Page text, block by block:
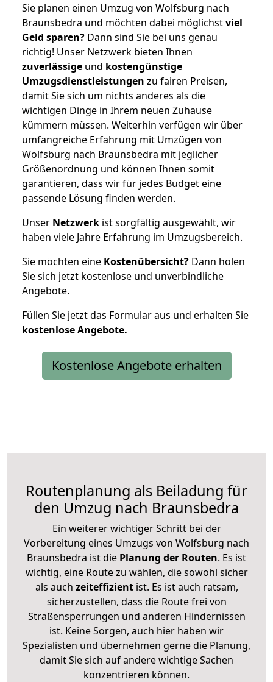
Sie planen einen Umzug von Wolfsburg nach
Braunsbedra und möchten dabei möglichstviel
Geld sparen? Dann sind Sie bei uns genau
richtig! Unser Netzwerk bieten Ihnen
zuverlässige und kostengünstige
Umzugsdienstleistungen zu fairen Preisen,
damit Sie sich um nichts anderes als die
wichtigen Dinge in Ihrem neuen Zuhause
kümmern müssen. Weiterhin verfügen wir über
umfangreiche Erfahrung mit Umzügen von
Wolfsburg nach Braunsbedra mit jeglicher
Größenordnung und können Ihnen somit
garantieren, dass wir für jedes Budget eine
passende Lösung finden werden.
Unser Netzwerk ist sorgfältig ausgewählt, wir
haben viele Jahre Erfahrung im Umzugsbereich.
Sie möchten eine Kostenübersicht? Dann holen
Sie sich jetzt kostenlose und unverbindliche
Angebote.
Füllen Sie jetzt das Formular aus und erhalten Sie
kostenloseAngebote.
Kostenlose Angebote erhalten
Routenplanung als Beiladung für
den Umzug nach Braunsbedra
Ein weiterer wichtiger Schritt bei der
Vorbereitung eines Umzugs von Wolfsburg nach
Braunsbedra ist die Planung der Routen. Es ist
wichtig, eine Route zu wählen, die sowohl sicher
als auch zeiteffizientist. Es ist auch ratsam,
sicherzustellen, dass die Route frei von
Straßensperrungen und anderen Hindernissen
ist. Keine Sorgen, auch hier haben wir
Spezialisten und übernehmen gerne die Planung,
damit Sie sich auf andere wichtige Sachen
konzentrieren können.